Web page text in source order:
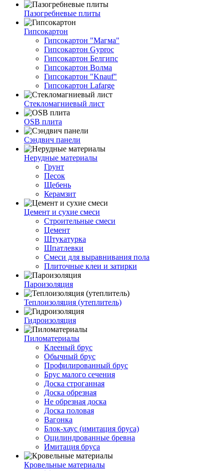
Пазогребневые плиты
Гипсокартон
Гипсокартон "Магма"
Гипсокартон Gyproc
Гипсокартон Белгипс
Гипсокартон Волма
Гипсокартон "Knauf"
Гипсокартон Lafarge
Стекломагниевый лист
OSB плита
Сэндвич панели
Нерудные материалы
Грунт
Песок
Щебень
Керамзит
Цемент и сухие смеси
Строительные смеси
Цемент
Штукатурка
Шпатлевки
Смеси для выравнивания пола
Плиточные клеи и затирки
Пароизоляция
Теплоизоляция (утеплитель)
Гидроизоляция
Пиломатериалы
Клееный брус
Обычный брус
Профилированный брус
Брус малого сечения
Доска строганная
Доска обрезная
Не обрезная доска
Доска половая
Вагонка
Блок-хаус (имитация бруса)
Оцилиндрованные бревна
Имитация бруса
Кровельные материалы